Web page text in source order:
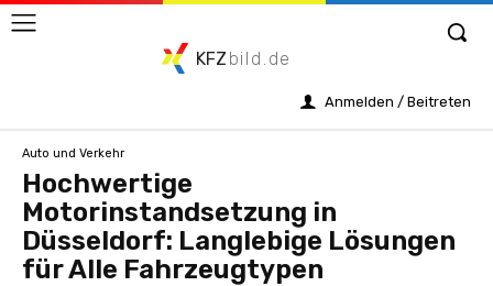
KFZ bild.de
Anmelden / Beitreten
Auto und Verkehr
Hochwertige
Motorinstandsetzung in
Düsseldorf: Langlebige Lösungen
für Alle Fahrzeugtypen